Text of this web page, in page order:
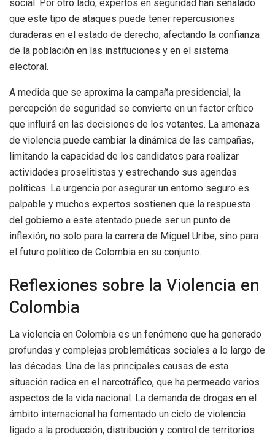
social. Por otro lado, expertos en seguridad han señalado
que este tipo de ataques puede tener repercusiones
duraderas en el estado de derecho, afectando la confianza
de la población en las instituciones y en el sistema
electoral.
A medida que se aproxima la campaña presidencial, la
percepción de seguridad se convierte en un factor crítico
que influirá en las decisiones de los votantes. La amenaza
de violencia puede cambiar la dinámica de las campañas,
limitando la capacidad de los candidatos para realizar
actividades proselitistas y estrechando sus agendas
políticas. La urgencia por asegurar un entorno seguro es
palpable y muchos expertos sostienen que la respuesta
del gobierno a este atentado puede ser un punto de
inflexión, no solo para la carrera de Miguel Uribe, sino para
el futuro político de Colombia en su conjunto.
Reflexiones sobre la Violencia en
Colombia
La violencia en Colombia es un fenómeno que ha generado
profundas y complejas problemáticas sociales a lo largo de
las décadas. Una de las principales causas de esta
situación radica en el narcotráfico, que ha permeado varios
aspectos de la vida nacional. La demanda de drogas en el
ámbito internacional ha fomentado un ciclo de violencia
ligado a la producción, distribución y control de territorios